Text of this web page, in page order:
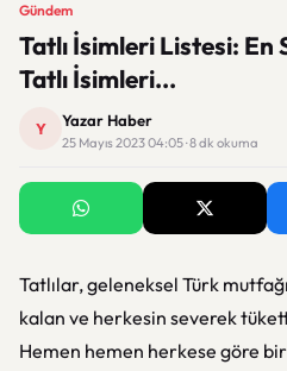
Gündem
Tatlı İsimleri Listesi: En
Tatlı İsimleri...
Y Yazar Haber
25 Mayıs 2023 04:05 · 8 dk okuma
Tatlılar, geleneksel Türk
kalan ve herkesin severek
Hemen hemen herkese göre